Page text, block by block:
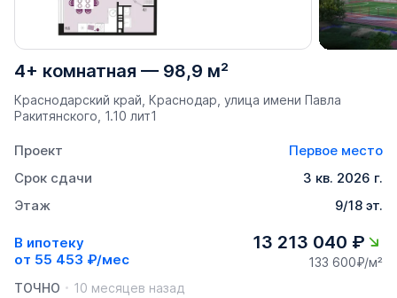
4+ комнатная — 98,9 м²
Краснодарский край, Краснодар, улица имени Павла
Ракитянского, 1.10 лит1
Проект
Первое место
Срок сдачи
3 кв. 2026 г.
Этаж
9/18 эт.
В ипотеку
от 55 453 ₽/мес
13 213 040 ₽
133 600₽/м²
ТОЧНО
10 месяцев назад